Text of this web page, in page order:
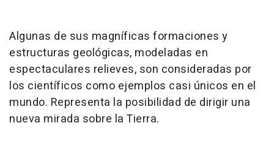
Algunas de sus magníficas formaciones y
estructuras geológicas, modeladas en
espectaculares relieves, son consideradas por
los científicos como ejemplos casi únicos en el
mundo. Representa la posibilidad de dirigir una
nueva mirada sobre la Tierra.